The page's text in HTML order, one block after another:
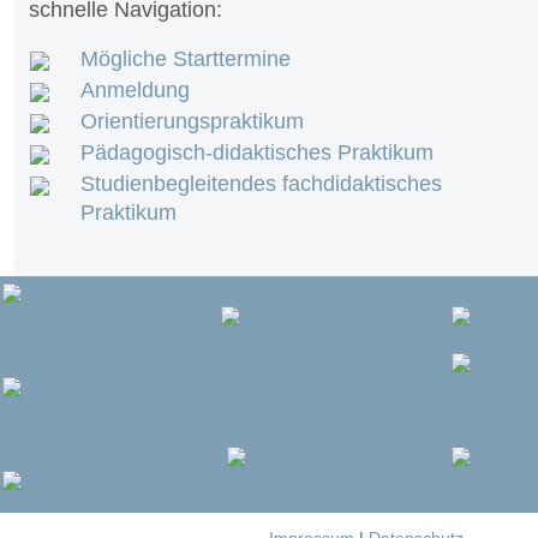
schnelle Navigation:
Mögliche Starttermine
Anmeldung
Orientierungspraktikum
Pädagogisch-didaktisches Praktikum
Studienbegleitendes fachdidaktisches
Praktikum